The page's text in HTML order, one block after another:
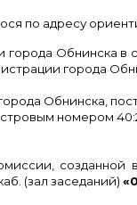
по адресу
Обнинска
города
Обнинска,
номером
(зал заседаний)